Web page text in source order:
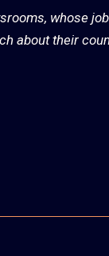
whose
about their